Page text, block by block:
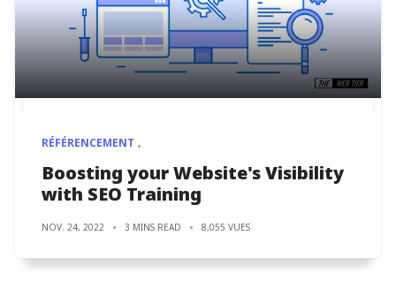
RÉFÉRENCEMENT
Boosting your Website's Visibility
with SEO Training
NOV. 24, 2022 3 MINS READ 8,055 VUES